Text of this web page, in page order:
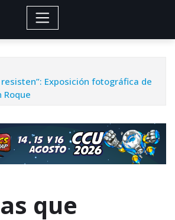
Exposición fotográfica de
Roque
que